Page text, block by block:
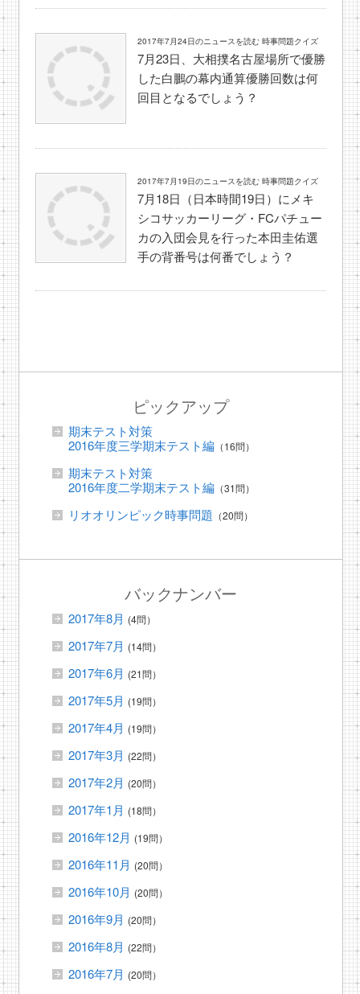
2017年7月24日のニュースを読む 時事問題クイズ
7月23日、大相撲名古屋場所で優勝
した白鵬の幕内通算優勝回数は何
回目となるでしょう？
2017年7月19日のニュースを読む 時事問題クイズ
7月18日（日本時間19日）にメキ
シコサッカーリーグ・FCパチュー
カの入団会見を行った本田圭佑選
手の背番号は何番でしょう？
ピックアップ
期末テスト対策
2016年度三学期末テスト編（16問）
期末テスト対策
2016年度二学期末テスト編（31問）
リオオリンピック時事問題 （20問）
バックナンバー
2017年8月 (4問）
2017年7月 (14問）
2017年6月 (21問）
2017年5月 (19問）
2017年4月 (19問）
2017年3月 (22問）
2017年2月 (20問）
2017年1月 (18問）
2016年12月 (19問）
2016年11月 (20問）
2016年10月 (20問）
2016年9月 (20問）
2016年8月 (22問）
2016年7月 (20問）